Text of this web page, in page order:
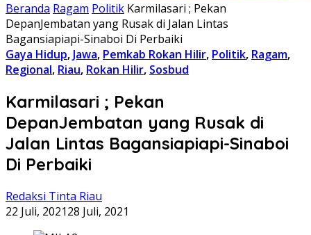
Beranda Ragam Politik Karmilasari ; Pekan
DepanJembatan yang Rusak di Jalan Lintas
Bagansiapiapi-Sinaboi Di Perbaiki
Gaya Hidup, Jawa, Pemkab Rokan Hilir, Politik, Ragam,
Regional, Riau, Rokan Hilir, Sosbud
Karmilasari ; Pekan
DepanJembatan yang Rusak di
Jalan Lintas Bagansiapiapi-Sinaboi
Di Perbaiki
Redaksi Tinta Riau
22 Juli, 202128 Juli, 2021